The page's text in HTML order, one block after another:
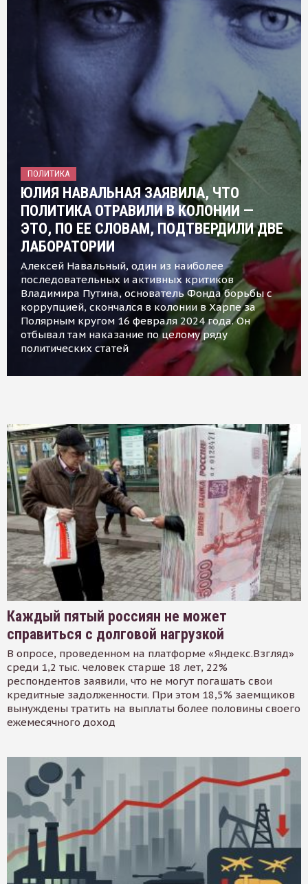
ПОЛИТИКА
ЮЛИЯ НАВАЛЬНАЯ ЗАЯВИЛА, ЧТО
ПОЛИТИКА ОТРАВИЛИ В КОЛОНИИ —
ЭТО, ПО ЕЕ СЛОВАМ, ПОДТВЕРДИЛИ ДВЕ
ЛАБОРАТОРИИ
Алексей Навальный, один из наиболее
последовательных и активных критиков
Владимира Путина, основатель Фонда борьбы с
коррупцией, скончался в колонии в Харпе за
Полярным кругом 16 февраля 2024 года. Он
отбывал там наказание по целому ряду
политических статей
Каждый пятый россиян не может
справиться с долговой нагрузкой
В опросе, проведенном на платформе «Яндекс.Взгляд»
среди 1,2 тыс. человек старше 18 лет, 22%
респондентов заявили, что не могут погашать свои
кредитные задолженности. При этом 18,5% заемщиков
вынуждены тратить на выплаты более половины своего
ежемесячного доход